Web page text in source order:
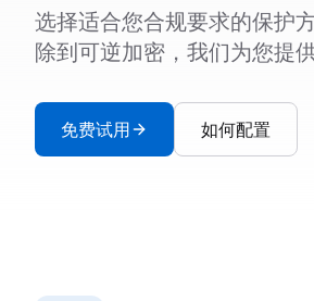
选择适合您合规要求的保护
除到可逆加密，我们为您提
免费试用 如何配置